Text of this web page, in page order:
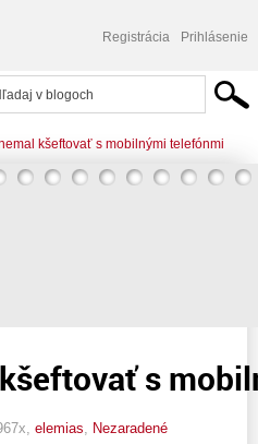
Registrácia Prihlásenie
kšeftovať s mobilnými telefónmi
s
elemias Nezaradené